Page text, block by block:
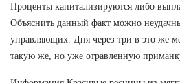
Проценты капитализируются либо
Объяснить данный факт можно
управляющих. Дня через три в это же
такую же, но уже отравленную